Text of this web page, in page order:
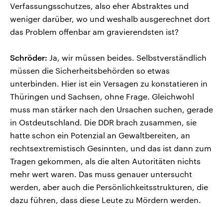
Verfassungsschutzes, also eher Abstraktes und
weniger darüber, wo und weshalb ausgerechnet dort
das Problem offenbar am gravierendsten ist?
Schröder: Ja, wir müssen beides. Selbstverständlich
müssen die Sicherheitsbehörden so etwas
unterbinden. Hier ist ein Versagen zu konstatieren in
Thüringen und Sachsen, ohne Frage. Gleichwohl
muss man stärker nach den Ursachen suchen, gerade
in Ostdeutschland. Die DDR brach zusammen, sie
hatte schon ein Potenzial an Gewaltbereiten, an
rechtsextremistisch Gesinnten, und das ist dann zum
Tragen gekommen, als die alten Autoritäten nichts
mehr wert waren. Das muss genauer untersucht
werden, aber auch die Persönlichkeitsstrukturen, die
dazu führen, dass diese Leute zu Mördern werden.